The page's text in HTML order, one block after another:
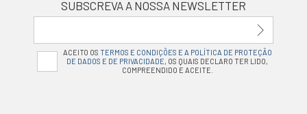
SUBSCREVA A NOSSA NEWSLETTER
ACEITO OS TERMOS E CONDIÇÕES E A POLÍTICA DE PROTEÇÃO
DE DADOS E DE PRIVACIDADE, OS QUAIS DECLARO TER LIDO,
COMPREENDIDO E ACEITE.